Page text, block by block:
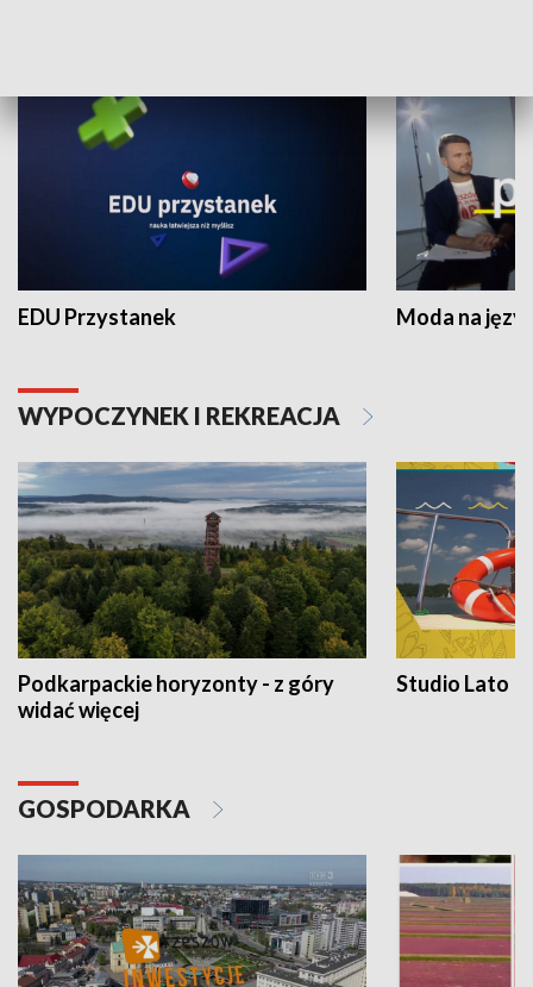
EDU Przystanek Moda na
WYPOCZYNEK I REKREACJA
Podkarpackie horyzonty - z góry
widać więcej
Studio Lato
GOSPODARKA